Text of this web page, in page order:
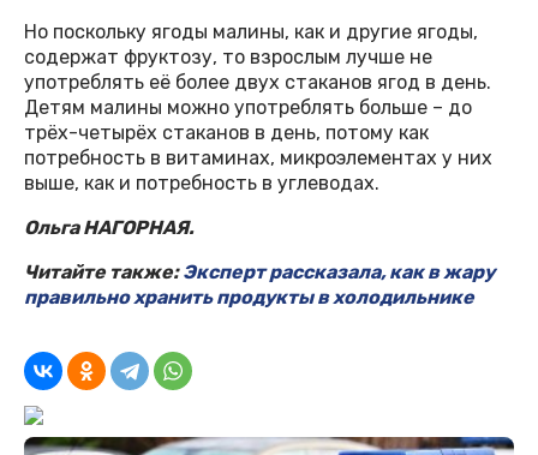
Но поскольку ягоды малины, как и другие ягоды,
содержат фруктозу, то взрослым лучше не
употреблять её более двух стаканов ягод в день.
Детям малины можно употреблять больше – до
трёх-четырёх стаканов в день, потому как
потребность в витаминах, микроэлементах у них
выше, как и потребность в углеводах.
Ольга НАГОРНАЯ.
Читайте также:Эксперт рассказала, как в жару
правильно хранить продукты в холодильнике